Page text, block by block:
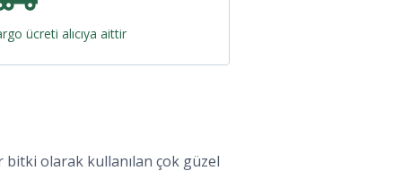
ücreti alıcıya aittir
bitki olarak kullanılan çok güzel